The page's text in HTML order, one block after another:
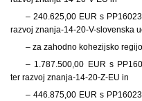
–240.625,00 EUR s
razvoj znanja-14-20-V-slovenska
– za zahodno kohezijsko regijo
– 1.787.500,00 EUR s
ter razvoj znanja-14-20-Z-EU in
–446.875,00 EUR s